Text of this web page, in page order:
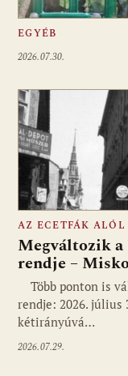
EGYÉB
2026.07.30.
AZ ECETFÁK ALÓL
Megváltozik
rendje –
Több ponton is
rendje: 2026. július
kétirányúvá…
2026.07.29.